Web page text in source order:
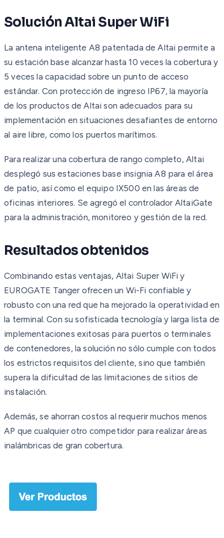
Solución Altai Super WiFi
La antena inteligente A8 patentada de Altai permite a
su estación base alcanzar hasta 10 veces la cobertura y
5 veces la capacidad sobre un punto de acceso
estándar. Con protección de ingreso IP67, la mayoría
de los productos de Altai son adecuados para su
implementación en situaciones desafiantes de entorno
al aire libre, como los puertos marítimos.
Para realizar una cobertura de rango completo, Altai
desplegó sus estaciones base insignia A8 para el área
de patio, así como el equipo IX500 en las áreas de
oficinas interiores. Se agregó el controlador AltaiGate
para la administración, monitoreo y gestión de la red.
Resultados obtenidos
Combinando estas ventajas, Altai Super WiFi y
EUROGATE Tanger ofrecen un Wi-Fi confiable y
robusto con una red que ha mejorado la operatividad en
la terminal. Con su sofisticada tecnología y larga lista de
implementaciones exitosas para puertos o terminales
de contenedores, la solución no sólo cumple con todos
los estrictos requisitos del cliente, sino que también
supera la dificultad de las limitaciones de sitios de
instalación.
Además, se ahorran costos al requerir muchos menos
AP que cualquier otro competidor para realizar áreas
inalámbricas de gran cobertura.